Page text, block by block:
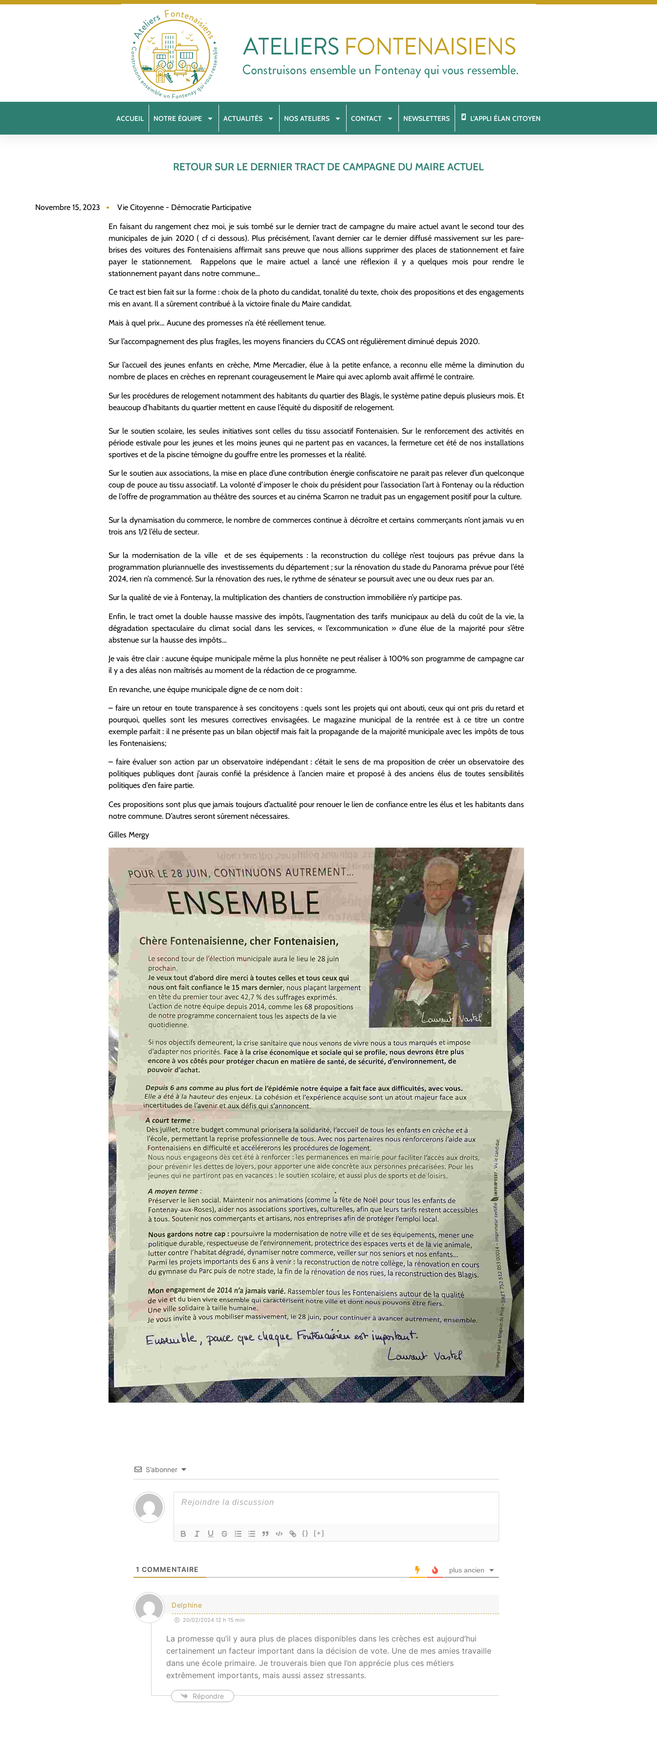
ACCUEIL NOTRE ÉQUIPE ACTUALITÉS NOS ATELIERS CONTACT NEWSLETTERS L’APPLI ÉLAN CITOYEN
RETOUR SUR LE DERNIER TRACT DE CAMPAGNE DU MAIRE ACTUEL
Novembre 15, 2023 Vie Citoyenne - Démocratie Participative
En faisant du rangement chez moi, je suis tombé sur le dernier tract de campagne du maire actuel avant le second tour des
municipales de juin 2020 ( cf ci dessous). Plus précisément, l’avant dernier car le dernier diffusé massivement sur les pare-
brises des voitures des Fontenaisiens affirmait sans preuve que nous allions supprimer des places de stationnement et faire
payer le stationnement. Rappelons que le maire actuel a lancé une réflexion il y a quelques mois pour rendre le
stationnement payant dans notre commune…
Ce tract est bien fait sur la forme : choix de la photo du candidat, tonalité du texte, choix des propositions et des engagements
mis en avant. Il a sûrement contribué à la victoire finale du Maire candidat.
Mais à quel prix… Aucune des promesses n’a été réellement tenue.
Sur l’accompagnement des plus fragiles, les moyens financiers du CCAS ont régulièrement diminué depuis 2020.
Sur l’accueil des jeunes enfants en crèche, Mme Mercadier, élue à la petite enfance, a reconnu elle même la diminution du
nombre de places en crèches en reprenant courageusement le Maire qui avec aplomb avait affirmé le contraire.
Sur les procédures de relogement notamment des habitants du quartier des Blagis, le système patine depuis plusieurs mois. Et
beaucoup d’habitants du quartier mettent en cause l’équité du dispositif de relogement.
Sur le soutien scolaire, les seules initiatives sont celles du tissu associatif Fontenaisien. Sur le renforcement des activités en
période estivale pour les jeunes et les moins jeunes qui ne partent pas en vacances, la fermeture cet été de nos installations
sportives et de la piscine témoigne du gouffre entre les promesses et la réalité.
Sur le soutien aux associations, la mise en place d’une contribution énergie confiscatoire ne parait pas relever d’un quelconque
coup de pouce au tissu associatif. La volonté d’imposer le choix du président pour l’association l’art à Fontenay ou la réduction
de l’offre de programmation au théâtre des sources et au cinéma Scarron ne traduit pas un engagement positif pour la culture.
Sur la dynamisation du commerce, le nombre de commerces continue à décroître et certains commerçants n’ont jamais vu en
trois ans 1/2 l’élu de secteur.
Sur la modernisation de la ville et de ses équipements : la reconstruction du collège n’est toujours pas prévue dans la
programmation pluriannuelle des investissements du département ; sur la rénovation du stade du Panorama prévue pour l’été
2024, rien n’a commencé. Sur la rénovation des rues, le rythme de sénateur se poursuit avec une ou deux rues par an.
Sur la qualité de vie à Fontenay, la multiplication des chantiers de construction immobilière n’y participe pas.
Enfin, le tract omet la double hausse massive des impôts, l’augmentation des tarifs municipaux au delà du coût de la vie, la
dégradation spectaculaire du climat social dans les services, « l’excommunication » d’une élue de la majorité pour s’être
abstenue sur la hausse des impôts…
Je vais être clair : aucune équipe municipale même la plus honnête ne peut réaliser à 100% son programme de campagne car
il y a des aléas non maîtrisés au moment de la rédaction de ce programme.
En revanche, une équipe municipale digne de ce nom doit :
– faire un retour en toute transparence à ses concitoyens : quels sont les projets qui ont abouti, ceux qui ont pris du retard et
pourquoi, quelles sont les mesures correctives envisagées. Le magazine municipal de la rentrée est à ce titre un contre
exemple parfait : il ne présente pas un bilan objectif mais fait la propagande de la majorité municipale avec les impôts de tous
les Fontenaisiens;
– faire évaluer son action par un observatoire indépendant : c’était le sens de ma proposition de créer un observatoire des
politiques publiques dont j’aurais confié la présidence à l’ancien maire et proposé à des anciens élus de toutes sensibilités
politiques d’en faire partie.
Ces propositions sont plus que jamais toujours d’actualité pour renouer le lien de confiance entre les élus et les habitants dans
notre commune. D’autres seront sûrement nécessaires.
Gilles Mergy
S’abonner
{} [+]
1 COMMENTAIRE plus ancien
Delphine
20/02/2024 12 h 15 min
La promesse qu’il y aura plus de places disponibles dans les crèches est aujourd’hui
certainement un facteur important dans la décision de vote. Une de mes amies travaille
dans une école primaire. Je trouverais bien que l’on apprécie plus ces métiers
extrêmement importants, mais aussi assez stressants.
Répondre